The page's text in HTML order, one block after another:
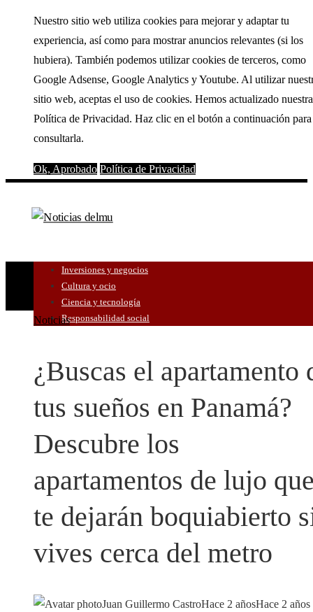
Nuestro sitio web utiliza cookies para mejorar y adaptar tu
experiencia, así como para mostrar anuncios relevantes (si los
hubiera). También podemos utilizar cookies de terceros, como
Google Adsense, Google Analytics y Youtube. Al utilizar
sitio web, aceptas el uso de cookies. Hemos actualizado nuestra
Política de Privacidad. Haz clic en el botón a continuación para
consultarla.
Ok, Aprobado Política de Privacidad
Inversiones y negocios
Cultura y ocio
Ciencia y tecnología
Responsabilidad social
Noticias
¿Buscas el apartamento
tus sueños en Panamá?
Descubre los
apartamentos de lujo
te dejarán boquiabierto
vives cerca del metro
Juan Guillermo CastroHace 2 añosHace 2 años